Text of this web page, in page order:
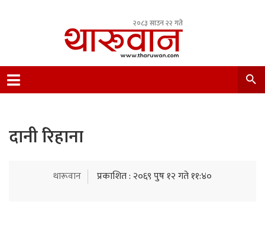
२०८३ साउन २२ गते
Nepal.
दानी रिहाना
थारूवान प्रकाशित : २०६९ पुष १२ गते ११:४०